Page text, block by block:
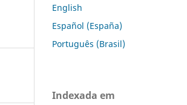
English
Español (España)
Português (Brasil)
Indexada em